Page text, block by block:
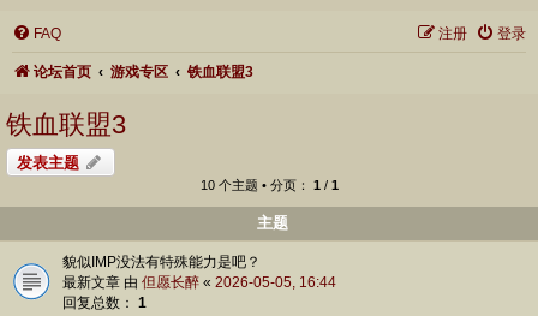
FAQ 登录
注册
论坛首页 游戏专区 铁血联盟3
铁血联盟3
发表主题
10 个主题 • 分页： 1 / 1
主题
貌似IMP没法有特殊能力是吧？
最新文章 由 但愿长醉 « 2026-05-05, 16:44
回复总数： 1